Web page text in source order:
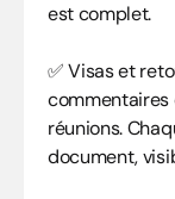
est complet.
✅ Visas et
commentaires
réunions.
document,